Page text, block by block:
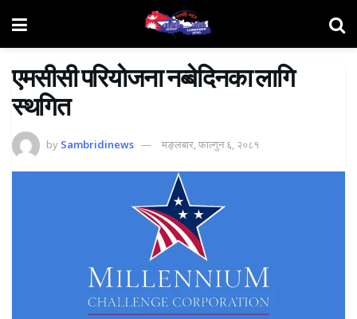
एमसीसी परियाेजना नब्बेदिनका लागि
स्थगित
by Sambridinews मङ्लबार, फाल्गुन ६, २०८१